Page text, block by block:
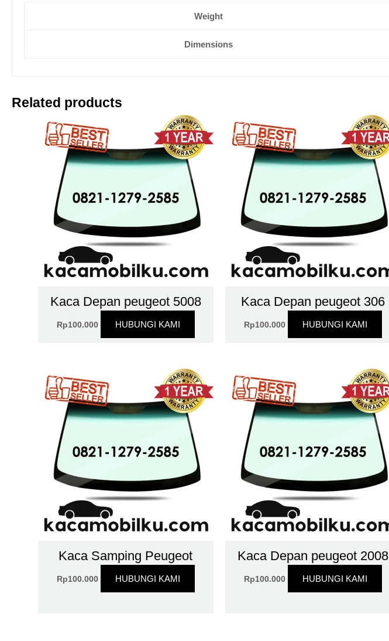
Weight
Dimensions
Related products
Kaca Depan peugeot 5008
Rp100.000 HUBUNGI KAMI
Kaca Depan peugeot 306
Rp100.000 HUBUNGI KAMI
Kaca Samping Peugeot
Rp100.000 HUBUNGI KAMI
Kaca Depan peugeot 2008
Rp100.000 HUBUNGI KAMI